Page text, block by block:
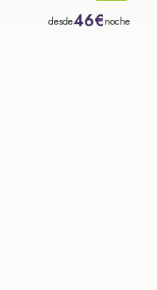
desde46€noche